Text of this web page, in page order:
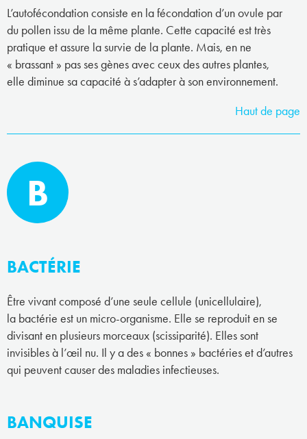
L’autofécondation consiste en la fécondation d’un ovule par
du pollen issu de la même plante. Cette capacité est très
pratique et assure la survie de la plante. Mais, en ne
« brassant » pas ses gènes avec ceux des autres plantes,
elle diminue sa capacité à s’adapter à son environnement.
Haut de page
B
BACTÉRIE
Être vivant composé d’une seule cellule (unicellulaire),
la bactérie est un micro-organisme. Elle se reproduit en se
divisant en plusieurs morceaux (scissiparité). Elles sont
invisibles à l’œil nu. Il y a des « bonnes » bactéries et d’autres
qui peuvent causer des maladies infectieuses.
BANQUISE